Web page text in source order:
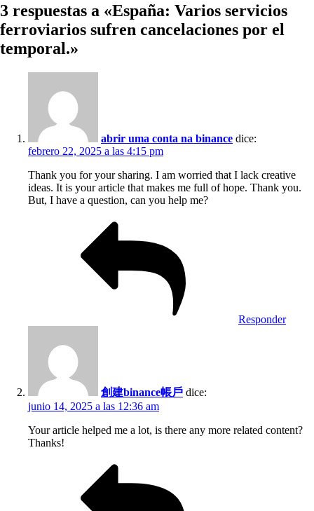
3 respuestas a «España: Varios servicios
ferroviarios sufren cancelaciones por el
temporal.»
abrir uma conta na binance dice:
febrero 22, 2025 a las 4:15 pm
Thank you for your sharing. I am worried that I lack creative
ideas. It is your article that makes me full of hope. Thank you.
But, I have a question, can you help me?
Responder
創建binance帳戶 dice:
junio 14, 2025 a las 12:36 am
Your article helped me a lot, is there any more related content?
Thanks!